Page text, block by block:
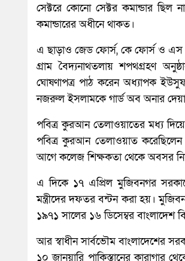
সেক্টরে কোনো সেক্টর কমান্ডার
কমান্ডারের অধীনে থাকত।
এ ছাড়াও জেড ফোর্স, কে ফোর্স ও এস
গ্রাম বৈদ্যনাথতলায় শপথগ্রহণ
ঘোষণাপত্র পাঠ করেন অধ্যাপক
নজরুল ইসলামকে গার্ড অব অনার
পবিত্র কুরআন তেলাওয়াতের মধ্য
পবিত্র কুরআন তেলাওয়াত
আগে কলেজ শিক্ষকতা থেকে অবসর
এ দিকে ১৭ এপ্রিল মুজিবনগর
মন্ত্রীদের দফতর বন্টন করা হয়।
১৯৭১ সালের ১৬ ডিসেম্বর বাংলাদেশ
আর স্বাধীন সার্বভৌম বাংলাদেশের
১০ জানুয়ারি পাকিস্তানের কারাগার